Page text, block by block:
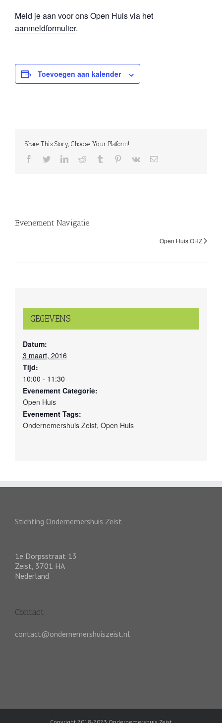
Meld je aan voor ons Open Huis via het
aanmeldformulier.
Toevoegen aan kalender
Share This Story, Choose Your Platform!
facebooktwitterlinkedinreddit tumblr pinterest
vk
E-
Evenement Navigatie
Open Huis OHZ
GEGEVENS
Datum:
3 maart, 2016
Tijd:
10:00 - 11:30
Evenement Categorie:
Open Huis
Evenement Tags:
Ondernemershuis Zeist, Open Huis
Stichting Ondernemershuis Zeist
1e Dorpsstraat 13
Zeist, 3701 HA
Nederland
Contact
contact@ondernemershuiszeist.nl